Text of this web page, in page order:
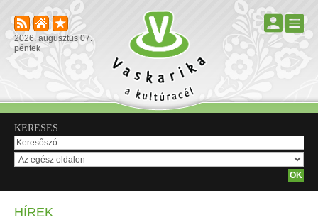
2026. augusztus 07.
péntek
KERESÉS
HÍREK